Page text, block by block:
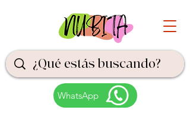
WhatsApp